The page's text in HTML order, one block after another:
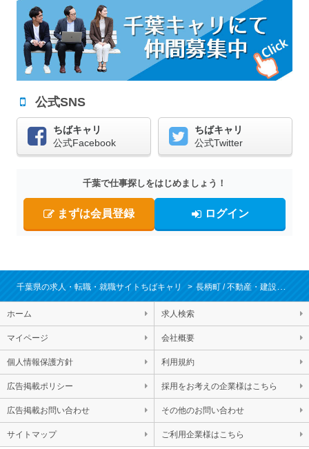
公式SNS
ちばキャリ
公式Facebook
ちばキャリ
公式Twitter
千葉で仕事探しをはじめましょう！
まずは会員登録 ログイン
千葉県の求人・転職・就職サイトちばキャリ 長柄町 不動産・建設・設備
ホーム 求人検索
マイページ 会社概要
個人情報保護方針 利用規約
広告掲載ポリシー 採用をお考えの企業様はこちら
広告掲載お問い合わせ その他のお問い合わせ
サイトマップ ご利用企業様はこちら